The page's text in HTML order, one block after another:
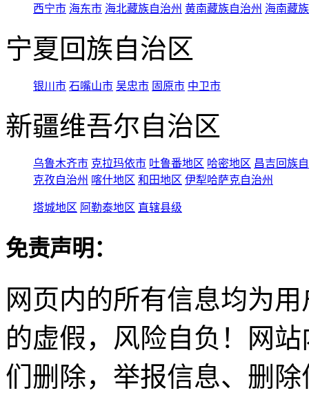
西宁市 海东市 海北藏族自治州 黄南藏族自治州 海南藏
宁夏回族自治区
银川市 石嘴山市 吴忠市 固原市 中卫市
新疆维吾尔自治区
乌鲁木齐市 克拉玛依市 吐鲁番地区 哈密地区 昌吉回族
克孜自治州 喀什地区 和田地区 伊犁哈萨克自治州
塔城地区 阿勒泰地区 直辖县级
免责声明：
网页内的所有信息均为
的虚假，风险自负！网
们删除，举报信息、删